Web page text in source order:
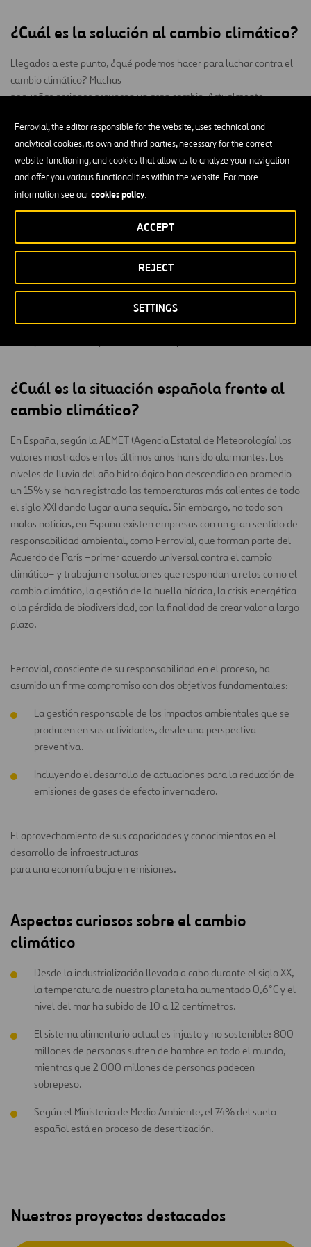
Ferrovial, the editor responsible for the website, uses technical and
analytical cookies, its own and third parties, necessary for the correct
website functioning, and cookies that allow us to analyze your navigation
and offer you various functionalities within the website. For more
information see ourcookies policy.
SETTINGS
REJECT
ACCEPT
¿Cuál es la solución al cambio climático?
Llegados a este punto, ¿qué podemos hacer para luchar contra el
cambio climático? Muchas
pequeñas acciones provocan un gran cambio. Actualmente,
ciudadanos de todo el mundo se esfuerzan por reducir su impacto
negativo en el planeta a
través de políticas ambientales y pequeños cambios en el estilo de
vida.
Estas son tres simples acciones para iniciar a ser más eco-friendly:
Separa tus residuos para que puedan ser reutilizados o
Prefiere productos de proximidad, sostenibles y a granel.
Lleva siempre contigo bolsas de tela y una botella de agua
¿Cuál es la situación española frente al
cambio climático?
En España, según la AEMET (Agencia Estatal de Meteorología) los
valores mostrados en los últimos años han sido alarmantes. Los
niveles de lluvia del año hidrológico han descendido en promedio
un 15% y se han registrado las temperaturas más calientes de todo
el siglo XXI dando lugar a una sequía. Sin embargo, no todo son
malas noticias, en España existen empresas con un gran sentido de
responsabilidad ambiental, como Ferrovial, que forman parte del
Acuerdo de París –primer acuerdo universal contra el cambio
climático– y trabajan en soluciones que respondan a retos como el
cambio climático, la gestión de la huella hídrica, la crisis energética
o la pérdida de biodiversidad, con la finalidad de crear valor a largo
plazo.
Ferrovial, consciente de su responsabilidad en el proceso, ha
asumido un firme compromiso con dos objetivos fundamentales:
La gestión responsable de los impactos ambientales que se
producen en sus actividades, desde una perspectiva
preventiva.
Incluyendo el desarrollo de actuaciones para la reducción de
emisiones de gases de efecto invernadero.
El aprovechamiento de sus capacidades y conocimientos en el
desarrollo de infraestructuras
para una economía baja en emisiones.
Aspectos curiosos sobre el cambio
climático
Desde la industrialización llevada a cabo durante el siglo XX,
la temperatura de nuestro planeta ha aumentado 0,6°C y el
nivel del mar ha subido de 10 a 12 centímetros.
El sistema alimentario actual es injusto y no sostenible: 800
millones de personas sufren de hambre en todo el mundo,
mientras que 2 000 millones de personas padecen
sobrepeso.
Según el Ministerio de Medio Ambiente, el 74% del suelo
español está en proceso de desertización.
Nuestros proyectos destacados